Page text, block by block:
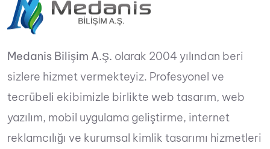
Medanis Bilişim A.Ş. olarak 2004 yılından beri
sizlere hizmet vermekteyiz. Profesyonel ve
tecrübeli ekibimizle birlikte web tasarım, web
yazılım, mobil uygulama geliştirme, internet
reklamcılığı ve kurumsal kimlik tasarımı hizmetleri